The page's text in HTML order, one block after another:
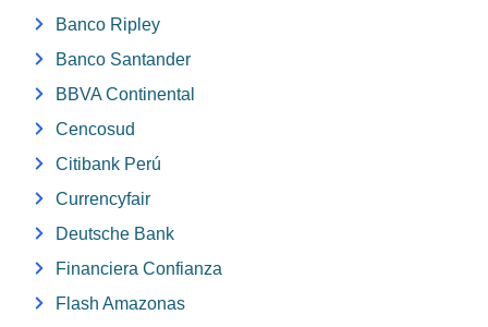
Banco Ripley
Banco Santander
BBVA Continental
Cencosud
Citibank Perú
Currencyfair
Deutsche Bank
Financiera Confianza
Flash Amazonas